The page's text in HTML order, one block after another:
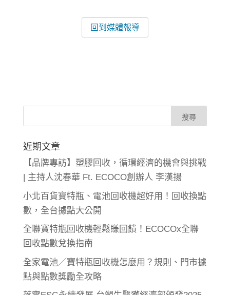
回到媒體報導
近期文章
【品牌專訪】塑膠回收，循環經濟的機會與挑戰
| 主持人沈春華 Ft. ECOCO創辦人 李漢揚
小北百貨寶特瓶、電池回收機超好用！回收換點
數，全台據點大公開
全聯寶特瓶回收機輕鬆賺回饋！ECOCOx全聯
回收點數兌換指南
全家電池／寶特瓶回收機怎麼用？規則、門市據
點與點數獎勵全攻略